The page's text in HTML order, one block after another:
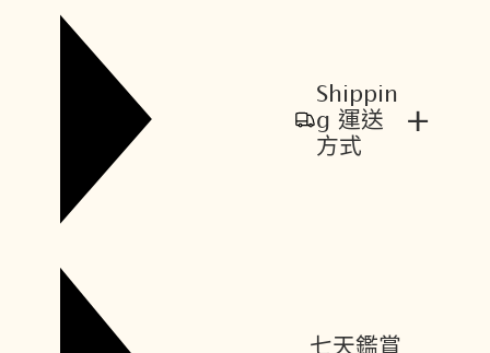
Shippin
g 運送
方式
+
七天鑑賞